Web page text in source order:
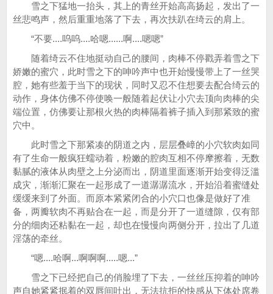
雪之下猛地一抬头，其上的青丝开始高高扬起，发出了一
丝悲鸣声，然后重重地落了下去，再次扶趴在绮云的肩上。
“不要....呜呜....哈嗯......啊....嗯嗯”
随着绮云不住地挺动自己的腰间，肉棒不停戳弄着雪之下
娇嫩的蜜穴，此时雪之下的呻吟声中也开始慢慢带上了一丝哭
腔，她有些羞于当下的现状，同时又忍不住想要去配合绮云的
动作，身体仿佛不停使唤一般随着起伏让小穴去顶向肉棒的尖
端位置，仿佛要让那根火热的肉棒隔着裤子插入到那紧致的蜜
穴中。
此时雪之下那紧凑的阴道之内，层层叠嶂的小穴软肉如同
有了生命一般疯狂蠕动着，粉嫩的腔肉互相不停摩擦着，无数
黏腻的液体从肉壁之上分泌而出，阴道里面逐渐开始变得泛滥
成灾，渐渐汇聚在一起形成了一道潺潺流水，开始沿着蜜缝处
缓缓来到了外面。而原本紧紧闭合的小穴口也像是做好了准
备，两瓣软肉不再贴合在一起，而是分开了一道缝隙，仅有部
分的细肉还粘黏在一起，却也在慢慢向两侧分开，拉出了几道
淫荡的牵丝。
“嗯....哈啊...啊啊啊.....嗯...”
雪之下已经把自己的俏脸埋了下去，一丝丝压抑着的呻吟
声自她紧紧抿着的双唇间吐出，无法抗拒的快感从下体处席卷